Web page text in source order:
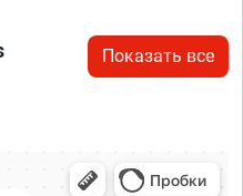
Показать все